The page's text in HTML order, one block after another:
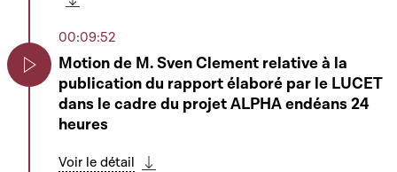
00:09:52
Motion de M. Sven Clement relative à la
publication du rapport élaboré par le LUCET
dans le cadre du projet ALPHA endéans 24
heures
Voir le détail